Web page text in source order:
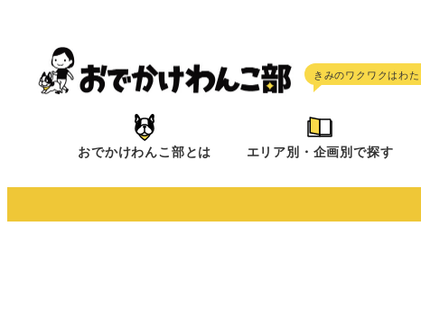
へ
おでかけわんこ部とは エリア別・企画別で探す